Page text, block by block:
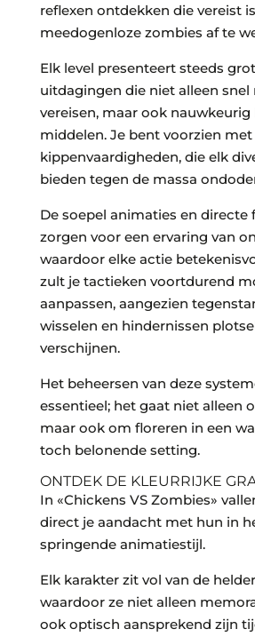
reflexen ontdekken die vereist
meedogenloze zombies af te
Elk level presenteert steeds
uitdagingen die niet alleen snel
vereisen, maar ook nauwkeurig
middelen. Je bent voorzien met
kippenvaardigheden, die elk
bieden tegen de massa
De soepel animaties en directe
zorgen voor een ervaring van
waardoor elke actie
zult je tactieken voortdurend
aanpassen, aangezien
wisselen en hindernissen
verschijnen.
Het beheersen van deze
essentieel; het gaat niet alleen
maar ook om floreren in een
toch belonende setting.
ONTDEK DE KLEURRIJKE
In «Chickens VS Zombies»
direct je aandacht met hun in
springende animatiestijl.
Elk karakter zit vol van de
waardoor ze niet alleen
ook optisch aansprekend zijn